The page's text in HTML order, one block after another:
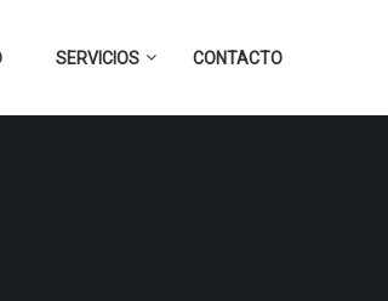
SERVICIOS CONTACTO